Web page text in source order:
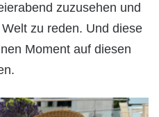
zuzusehen und
zu reden. Und diese
Moment auf diesen